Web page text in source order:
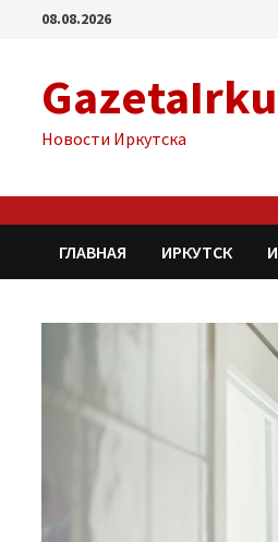
Перейти08.08.2026
Новости Иркутска
ГЛАВНАЯ ИРКУТСК